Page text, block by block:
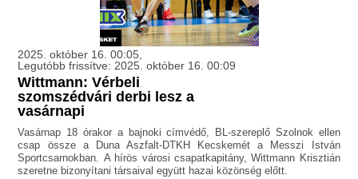
2025. október 16. 00:05,
Legutóbb frissítve: 2025. október 16. 00:09
Wittmann: Vérbeli
szomszédvári derbi lesz a
vasárnapi
Vasárnap 18 órakor a bajnoki címvédő, BL-szereplő Szolnok ellen
csap össze a Duna Aszfalt-DTKH Kecskemét a Messzi István
Sportcsarnokban. A hírös városi csapatkapitány, Wittmann Krisztián
szeretne bizonyítani társaival együtt hazai közönség előtt.